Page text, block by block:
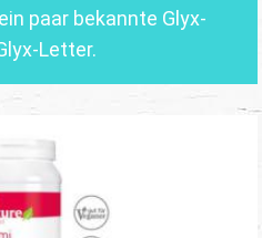
paar bekannte Glyx-
Letter.